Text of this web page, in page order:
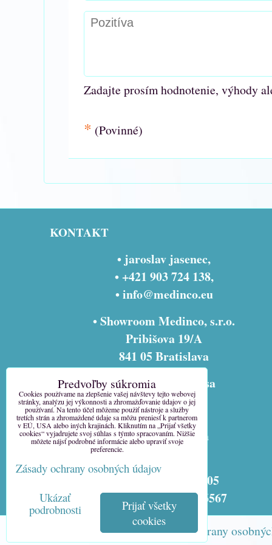
Zadajte prosím hodnotenie, výhody
* (Povinné)
KONTAKT
• jaroslav jasenec,
• +421 903 724 138,
•info@medinco.eu
• Showroom Medinco, s.r.o.
Pribišova 19/A
841 05 Bratislava
• fakturačná adresa
Medinco, s.r.o.
Pribišova 9
841 05 Bratislava
ičo 31338305
ičo dph SK2020816567
Predvoľby súkromia Zásady ochrany
Predvoľby súkromia
Cookies používame na zlepšenie vašej návštevy tejto webovej
stránky, analýzu jej výkonnosti a zhromažďovanie údajov o jej
používaní. Na tento účel môžeme použiť nástroje a služby
tretích strán a zhromaždené údaje sa môžu preniesť k partnerom
v EÚ, USA alebo iných krajinách. Kliknutím na „Prijať všetky
cookies“ vyjadrujete svoj súhlas s týmto spracovaním. Nižšie
môžete nájsť podrobné informácie alebo upraviť svoje
preferencie.
Zásady ochrany osobných údajov
Ukázať
podrobnosti
Prijať všetky
cookies